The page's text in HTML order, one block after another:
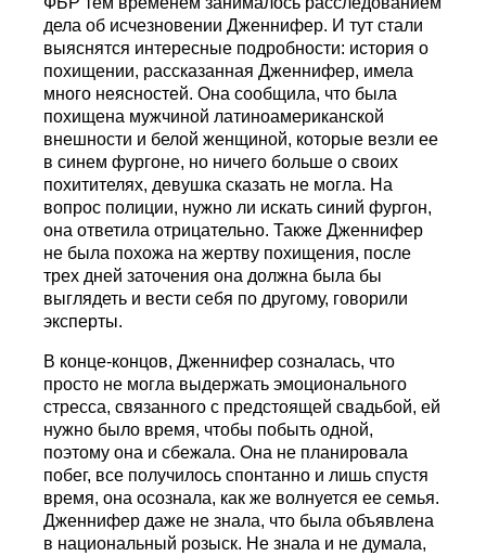
дела об исчезновении Дженнифер. И тут стали
выяснятся интересные подробности: история о
похищении, рассказанная Дженнифер, имела
много неясностей. Она сообщила, что была
похищена мужчиной латиноамериканской
внешности и белой женщиной, которые везли ее
в синем фургоне, но ничего больше о своих
похитителях, девушка сказать не могла. На
вопрос полиции, нужно ли искать синий фургон,
она ответила отрицательно. Также Дженнифер
не была похожа на жертву похищения, после
трех дней заточения она должна была бы
выглядеть и вести себя по другому, говорили
эксперты.
В конце-концов, Дженнифер созналась, что
просто не могла выдержать эмоционального
стресса, связанного с предстоящей свадьбой, ей
нужно было время, чтобы побыть одной,
поэтому она и сбежала. Она не планировала
побег, все получилось спонтанно и лишь спустя
время, она осознала, как же волнуется ее семья.
Дженнифер даже не знала, что была объявлена
в национальный розыск. Не знала и не думала,